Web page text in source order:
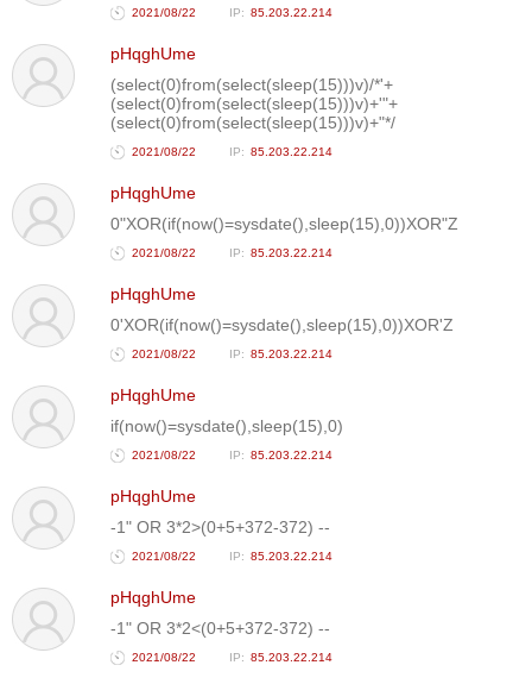
2021/08/22 85.203.22.214
pHqghUme
(select(0)from(select(sleep(15)))v)/*'+
(select(0)from(select(sleep(15)))v)+'"+
(select(0)from(select(sleep(15)))v)+"*/
2021/08/22 85.203.22.214
pHqghUme
0"XOR(if(now()=sysdate(),sleep(15),0))XOR"Z
2021/08/22 85.203.22.214
pHqghUme
0'XOR(if(now()=sysdate(),sleep(15),0))XOR'Z
2021/08/22 85.203.22.214
pHqghUme
if(now()=sysdate(),sleep(15),0)
2021/08/22 85.203.22.214
pHqghUme
-1" OR 3*2>(0+5+372-372) --
2021/08/22 85.203.22.214
pHqghUme
-1" OR 3*2<(0+5+372-372) --
2021/08/22 85.203.22.214